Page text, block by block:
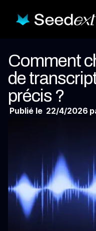
Comment
de
précis ?
Publié le 22/4/2026